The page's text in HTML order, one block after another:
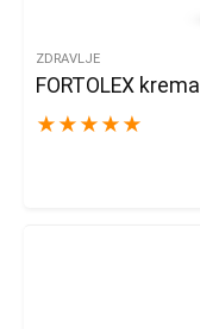
ZDRAVLJE
FORTOLEX krema
★ ★ ★ ★ ★